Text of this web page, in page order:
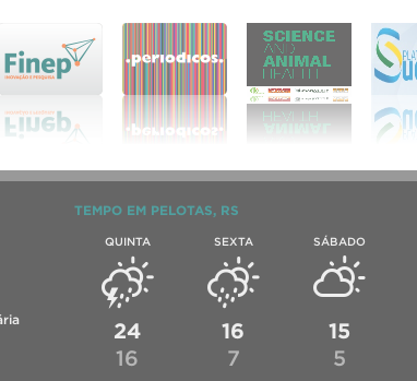
TEMPO EM PELOTAS, RS
QUINTA
24
16
SEXTA
16
7
SÁBADO
15
5